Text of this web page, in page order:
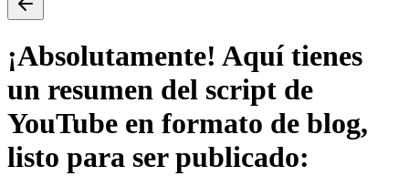
¡Absolutamente! Aquí tienes
un resumen del script de
YouTube en formato de blog,
listo para ser publicado: